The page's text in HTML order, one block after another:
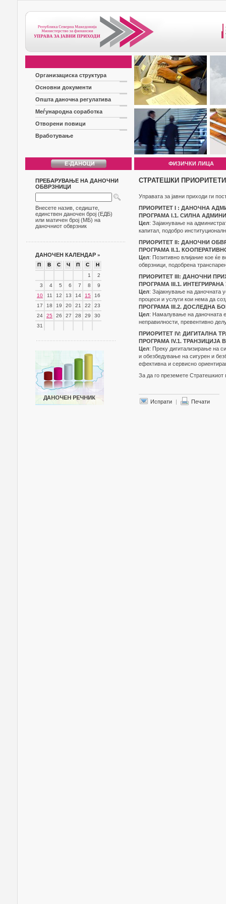
Организациска структура
Основни документи
Општа даночна регулатива
Меѓународна соработка
Отворени повици
Вработување
ФИЗИЧКИ ЛИЦА
ПРЕБАРУВАЊЕ НА ДАНОЧНИ
ОБВРЗНИЦИ
Внесете назив, седиште,
единствен даночен број (ЕДБ)
или матичен број (МБ) на
даночниот обврзник
ДАНОЧЕН КАЛЕНДАР »
П В С Ч П С
Н
1
2
3
4 5 6 7 8
9
10
11 12 13 14 15
16
17
18 19 20 21 22
23
24
25 26 27 28 29
30
31
СТРАТЕШКИ
Управата за јавни приходи ги
ПРИОРИТЕТ I : ДАНОЧНА
ПРОГРАМА I.1. СИЛНА
Цел: Зајакнување на
капитал, подобро
ПРИОРИТЕТ II: ДАНОЧНИ
ПРОГРАМА II.1.
Цел: Позитивно влијание кое ќе
обврзници, подобрена
ПРИОРИТЕТ III: ДАНОЧНИ
ПРОГРАМА III.1.
Цел: Зајакнување на даночната
процеси и услуги кои нема да
ПРОГРАМА III.2. ДОСЛЕДНА
Цел: Намалување на даночната
неправилности, превентивно
ПРИОРИТЕТ IV: ДИГИТАЛНА
ПРОГРАМА IV.1. ТРАНЗИЦИЈА
Цел: Преку дигитализирање на
и обезбедување на сигурен и
ефективна и сервисно
За да го преземете
Испрати | Печати